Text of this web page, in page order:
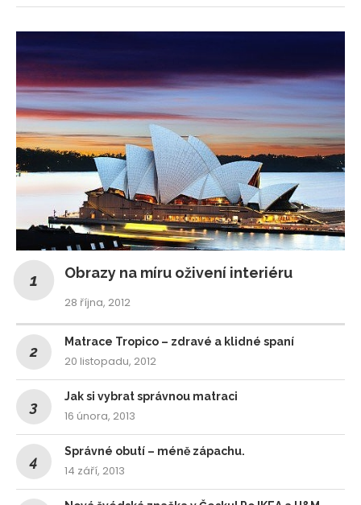
Obrazy na míru oživení interiéru
28 října, 2012
Matrace Tropico – zdravé a klidné spaní
20 listopadu, 2012
Jak si vybrat správnou matraci
16 února, 2013
Správné obutí – méně zápachu.
14 září, 2013